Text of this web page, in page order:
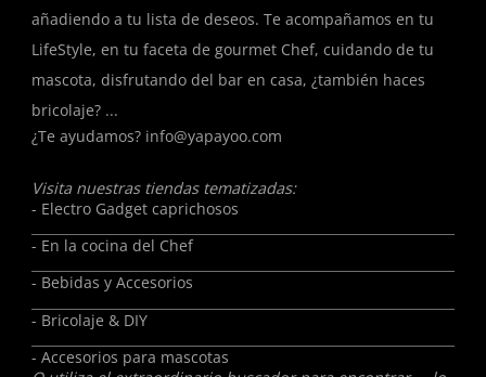
añadiendo a tu lista de deseos. Te acompañamos en tu
LifeStyle, en tu faceta de gourmet Chef, cuidando de tu
mascota, disfrutando del bar en casa, ¿también haces
bricolaje? ...
¿Te ayudamos? info@yapayoo.com
Visita nuestras tiendas tematizadas:
- Electro Gadget caprichosos
- En la cocina del Chef
- Bebidas y Accesorios
- Bricolaje & DIY
- Accesorios para mascotas